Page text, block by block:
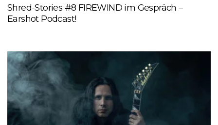
Shred-Stories #8 FIREWIND im Gespräch –
Earshot Podcast!